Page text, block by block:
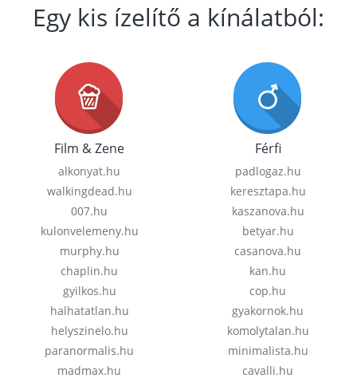
Egy kis ízelítő a kínálatból:
Film & Zene
alkonyat.hu
walkingdead.hu
007.hu
kulonvelemeny.hu
murphy.hu
chaplin.hu
gyilkos.hu
halhatatlan.hu
helyszinelo.hu
paranormalis.hu
madmax.hu
Férfi
padlogaz.hu
keresztapa.hu
kaszanova.hu
betyar.hu
casanova.hu
kan.hu
cop.hu
gyakornok.hu
komolytalan.hu
minimalista.hu
cavalli.hu